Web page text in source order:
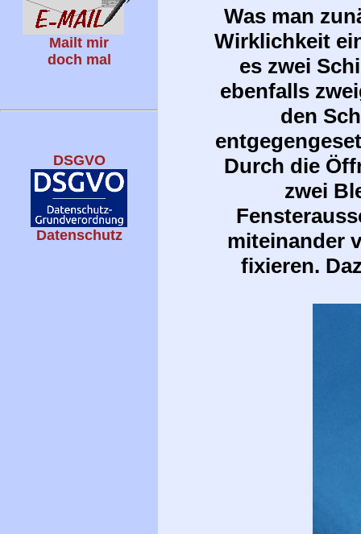
Mailt mir
doch mal
DSGVO
Datenschutz
Was man
Wirklichkeit
es zwei
ebenfalls
den
Durch die
zwei
miteinander
fixieren.